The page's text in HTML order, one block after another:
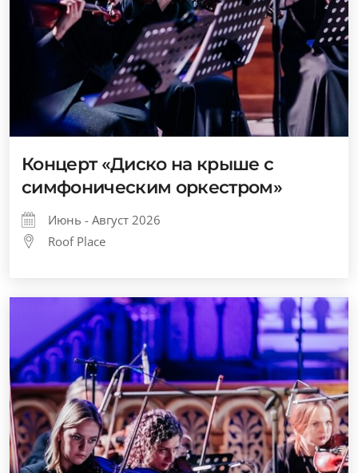
Концерт «Диско на крыше с
симфоническим оркестром»
Июнь - Август 2026
Roof Place